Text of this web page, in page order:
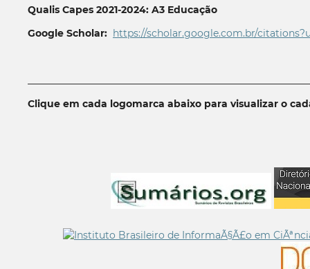
Qualis Capes 2021-2024: A3 Educação
Google Scholar: https://scholar.google.com.br/
Clique em cada logomarca abaixo para visualizar o